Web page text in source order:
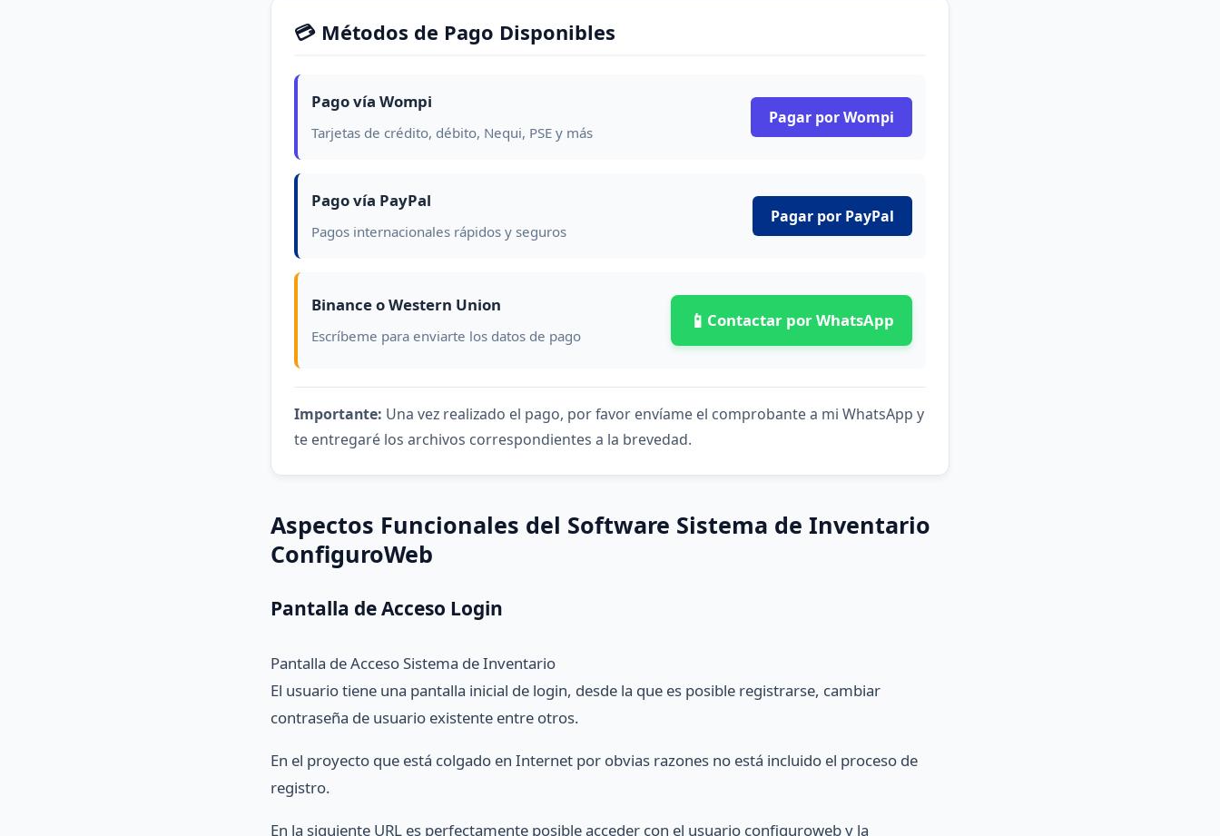
💳 Métodos de Pago Disponibles
Pago vía Wompi
Tarjetas de crédito, débito, Nequi, PSE y más
Pagar por Wompi
Pago vía PayPal
Pagos internacionales rápidos y seguros
Pagar por PayPal
Binance o Western Union
Escríbeme para enviarte los datos de pago
📱 Contactar por WhatsApp
Importante: Una vez realizado el pago, por favor envíame el comprobante a mi WhatsApp y
te entregaré los archivos correspondientes a la brevedad.
Aspectos Funcionales del Software Sistema de Inventario
ConfiguroWeb
Pantalla de Acceso Login
Pantalla de Acceso Sistema de Inventario
El usuario tiene una pantalla inicial de login, desde la que es posible registrarse, cambiar
contraseña de usuario existente entre otros.
En el proyecto que está colgado en Internet por obvias razones no está incluido el proceso de
registro.
En la siguiente URL es perfectamente posible acceder con el usuario configuroweb y la